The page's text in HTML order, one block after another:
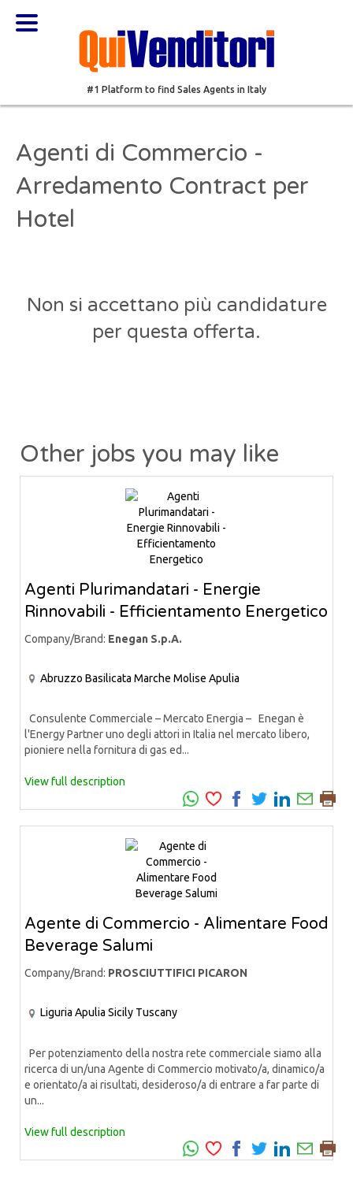
#1 Platform to find Sales Agents in Italy
Agenti di Commercio -
Arredamento Contract per
Hotel
Non si accettano più candidature
per questa offerta.
Other jobs you may like
Agenti Plurimandatari - Energie
Rinnovabili - Efficientamento Energetico
Company/Brand: Enegan S.p.A.
Abruzzo Basilicata Marche Molise Apulia
Consulente Commerciale – Mercato Energia – Enegan è
l'Energy Partner uno degli attori in Italia nel mercato libero,
pioniere nella fornitura di gas ed...
View full description
Agente di Commercio - Alimentare Food
Beverage Salumi
Company/Brand: PROSCIUTTIFICI PICARON
Liguria Apulia Sicily Tuscany
Per potenziamento della nostra rete commerciale siamo alla
ricerca di un/una Agente di Commercio motivato/a, dinamico/a
e orientato/a ai risultati, desideroso/a di entrare a far parte di
un...
View full description